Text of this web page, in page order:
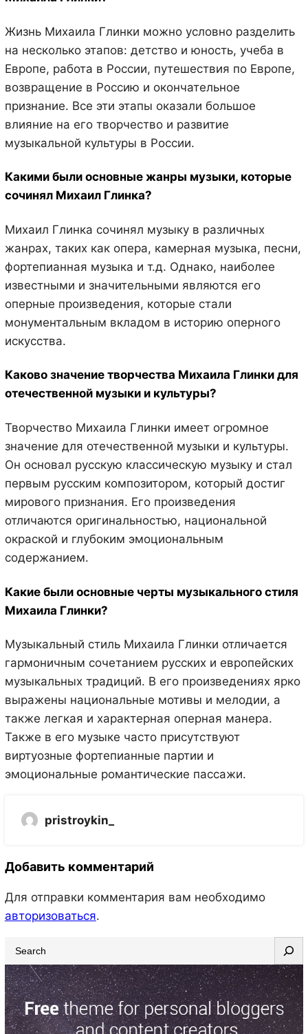
Жизнь Михаила Глинки можно условно разделить
на несколько этапов: детство и юность, учеба в
Европе, работа в России, путешествия по Европе,
возвращение в Россию и окончательное
признание. Все эти этапы оказали большое
влияние на его творчество и развитие
музыкальной культуры в России.
Какими были основные жанры музыки, которые
сочинял Михаил Глинка?
Михаил Глинка сочинял музыку в различных
жанрах, таких как опера, камерная музыка, песни,
фортепианная музыка и т.д. Однако, наиболее
известными и значительными являются его
оперные произведения, которые стали
монументальным вкладом в историю оперного
искусства.
Каково значение творчества Михаила Глинки для
отечественной музыки и культуры?
Творчество Михаила Глинки имеет огромное
значение для отечественной музыки и культуры.
Он основал русскую классическую музыку и стал
первым русским композитором, который достиг
мирового признания. Его произведения
отличаются оригинальностью, национальной
окраской и глубоким эмоциональным
содержанием.
Какие были основные черты музыкального стиля
Михаила Глинки?
Музыкальный стиль Михаила Глинки отличается
гармоничным сочетанием русских и европейских
музыкальных традиций. В его произведениях ярко
выражены национальные мотивы и мелодии, а
также легкая и характерная оперная манера.
Также в его музыке часто присутствуют
виртуозные фортепианные партии и
эмоциональные романтические пассажи.
pristroykin_
Добавить комментарий
Для отправки комментария вам необходимо
авторизоваться.
e
a
r
c